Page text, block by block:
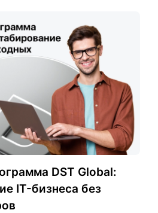
DST Global:
IT-бизнеса без